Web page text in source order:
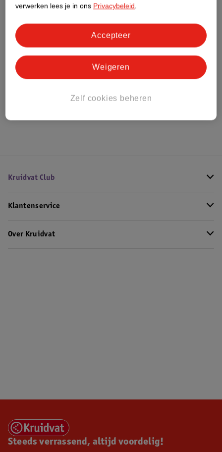
Bestel & Bezorginformatie
Bekijk ook
Kruidvat Club
Klantenservice
Over Kruidvat
Steeds verrassend, altijd voordelig!
verwerken lees je in ons Privacybeleid.
Zelf cookies beheren
Weigeren
Accepteer